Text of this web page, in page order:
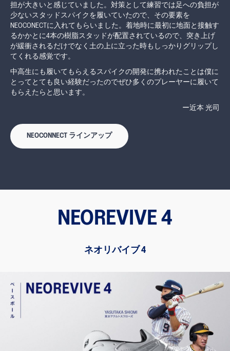
担が大きいと感じていました。対策として練習では足への負担が
少ないスタッドスパイクを履いていたので、その要素を
NEOCONECTに入れてもらいました。着地時に最初に地面と接触す
るかかとに4本の樹脂スタッドが配置されているので、突き上げ
が緩衝されるだけでなく土の上に立った時もしっかりグリップし
てくれる感覚です。
中高生にも履いてもらえるスパイクの開発に携われたことは僕に
とってとても良い経験だったのでぜひ多くのプレーヤーに履いて
もらえたらと思います。
ー近本 光司
NEOCONNECT ラインアップ
NEOREVIVE 4
ネオリバイブ 4